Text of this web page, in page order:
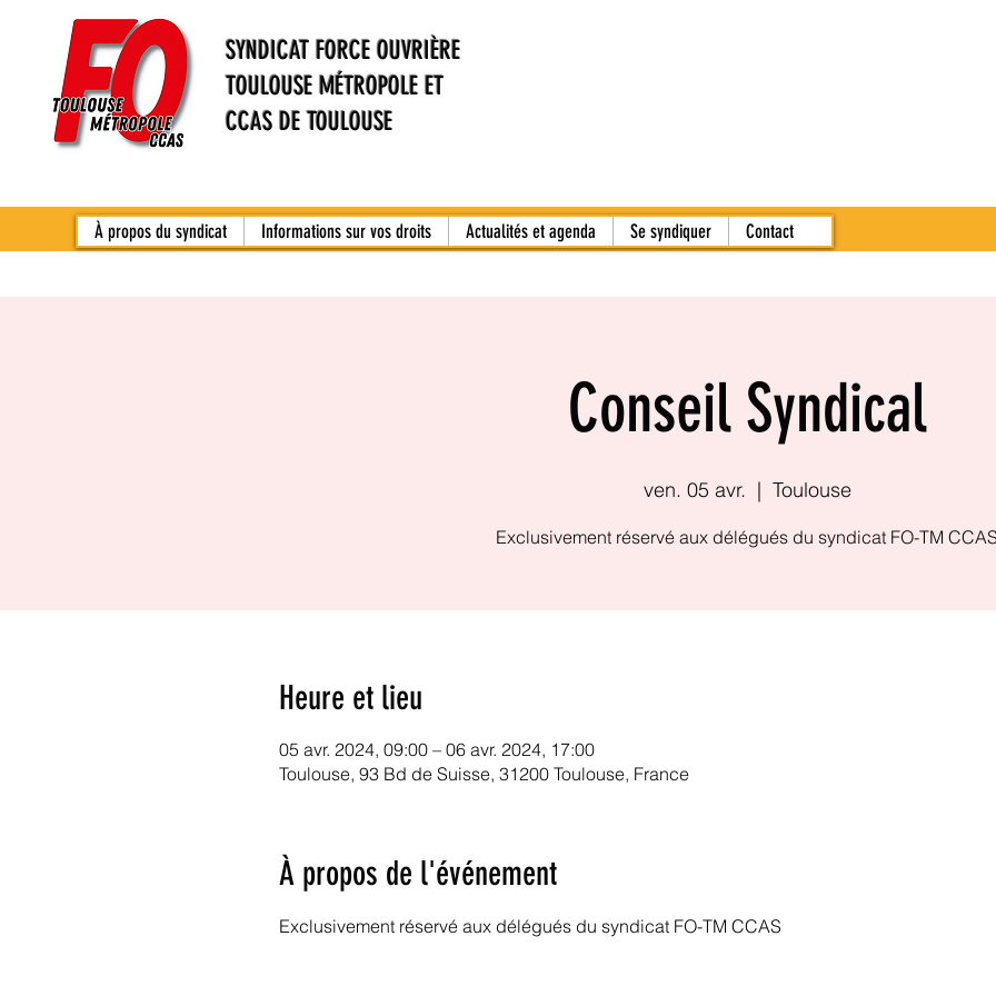
SYNDICAT FORCE OUVRIÈRE
TOULOUSE MÉTROPOLE ET
CCAS DE TOULOUSE
À propos du syndicat Informations sur vos droits Actualités et agenda Se syndiquer Contact
Conseil Syndical
ven. 05 avr.
  |
Toulouse
Exclusivement réservé aux délégués du syndicat FO-TM
Heure et lieu
05 avr. 2024, 09:00 – 06 avr. 2024, 17:00
Toulouse, 93 Bd de Suisse, 31200 Toulouse, France
À propos de l'événement
Exclusivement réservé aux délégués du syndicat FO-TM CCAS